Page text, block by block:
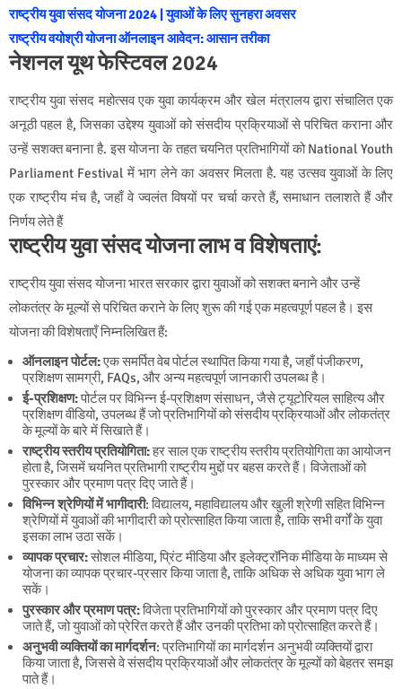
राष्ट्रीय युवा संसद योजना 2024 | युवाओं के लिए सुनहरा अवसर
राष्ट्रीय वयोश्री योजना ऑनलाइन आवेदन: आसान तरीका
नेशनल यूथ फेस्टिवल 2024
राष्ट्रीय युवा संसद महोत्सव एक युवा कार्यक्रम और खेल मंत्रालय द्वारा संचालित एक
अनूठी पहल है, जिसका उद्देश्य युवाओं को संसदीय प्रक्रियाओं से परिचित कराना और
उन्हें सशक्त बनाना है. इस योजना के तहत चयनित प्रतिभागियों को National Youth
Parliament Festival में भाग लेने का अवसर मिलता है. यह उत्सव युवाओं के लिए
एक राष्ट्रीय मंच है, जहाँ वे ज्वलंत विषयों पर चर्चा करते हैं, समाधान तलाशते हैं और
निर्णय लेते हैं
राष्ट्रीय युवा संसद योजना लाभ व विशेषताएं:
राष्ट्रीय युवा संसद योजना भारत सरकार द्वारा युवाओं को सशक्त बनाने और उन्हें
लोकतंत्र के मूल्यों से परिचित कराने के लिए शुरू की गई एक महत्वपूर्ण पहल है। इस
योजना की विशेषताएँ निम्नलिखित हैं:
ऑनलाइन पोर्टल:एक समर्पित वेब पोर्टल स्थापित किया गया है, जहाँ पंजीकरण,
प्रशिक्षण सामग्री, FAQs, और अन्य महत्वपूर्ण जानकारी उपलब्ध है।
ई-प्रशिक्षण:पोर्टल पर विभिन्न ई-प्रशिक्षण संसाधन, जैसे ट्यूटोरियल साहित्य और
प्रशिक्षण वीडियो, उपलब्ध हैं जो प्रतिभागियों को संसदीय प्रक्रियाओं और लोकतंत्र
के मूल्यों के बारे में सिखाते हैं।
राष्ट्रीय स्तरीय प्रतियोगिता:हर साल एक राष्ट्रीय स्तरीय प्रतियोगिता का आयोजन
होता है, जिसमें चयनित प्रतिभागी राष्ट्रीय मुद्दों पर बहस करते हैं। विजेताओं को
पुरस्कार और प्रमाण पत्र दिए जाते हैं।
विभिन्न श्रेणियों में भागीदारी: विद्यालय, महाविद्यालय और खुली श्रेणी सहित विभिन्न
श्रेणियों में युवाओं की भागीदारी को प्रोत्साहित किया जाता है, ताकि सभी वर्गों के युवा
इसका लाभ उठा सकें।
व्यापक प्रचार:सोशल मीडिया, प्रिंट मीडिया और इलेक्ट्रॉनिक मीडिया के माध्यम से
योजना का व्यापक प्रचार-प्रसार किया जाता है, ताकि अधिक से अधिक युवा भाग ले
सकें।
पुरस्कार और प्रमाण पत्र:विजेता प्रतिभागियों को पुरस्कार और प्रमाण पत्र दिए
जाते हैं, जो युवाओं को प्रेरित करते हैं और उनकी प्रतिभा को प्रोत्साहित करते हैं।
अनुभवी व्यक्तियों का मार्गदर्शन: प्रतिभागियों का मार्गदर्शन अनुभवी व्यक्तियों द्वारा
किया जाता है, जिससे वे संसदीय प्रक्रियाओं और लोकतंत्र के मूल्यों को बेहतर समझ
पाते हैं।